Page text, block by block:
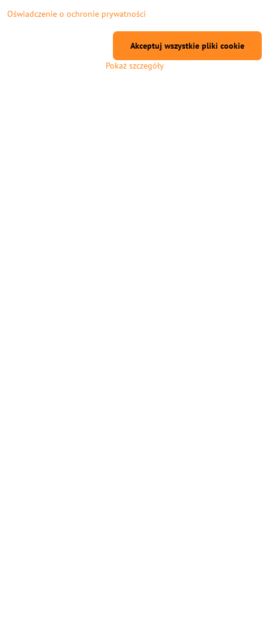
Potrzebujesz porady przy wyborze towaru?
Oświadczenie o ochronie prywatności
Pokaż szczegóły
Akceptuj wszystkie pliki cookie